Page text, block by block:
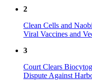
2
Clean Cells and
Viral Vaccines and
3
Court Clears
Dispute Against